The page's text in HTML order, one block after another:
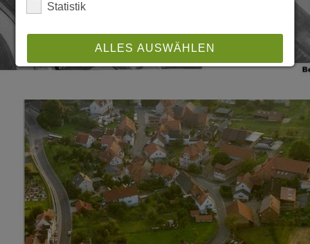
Statistik
ALLES AUSWÄHLEN
SPEICHERN
Details anzeigen
Impressum Datenschutz